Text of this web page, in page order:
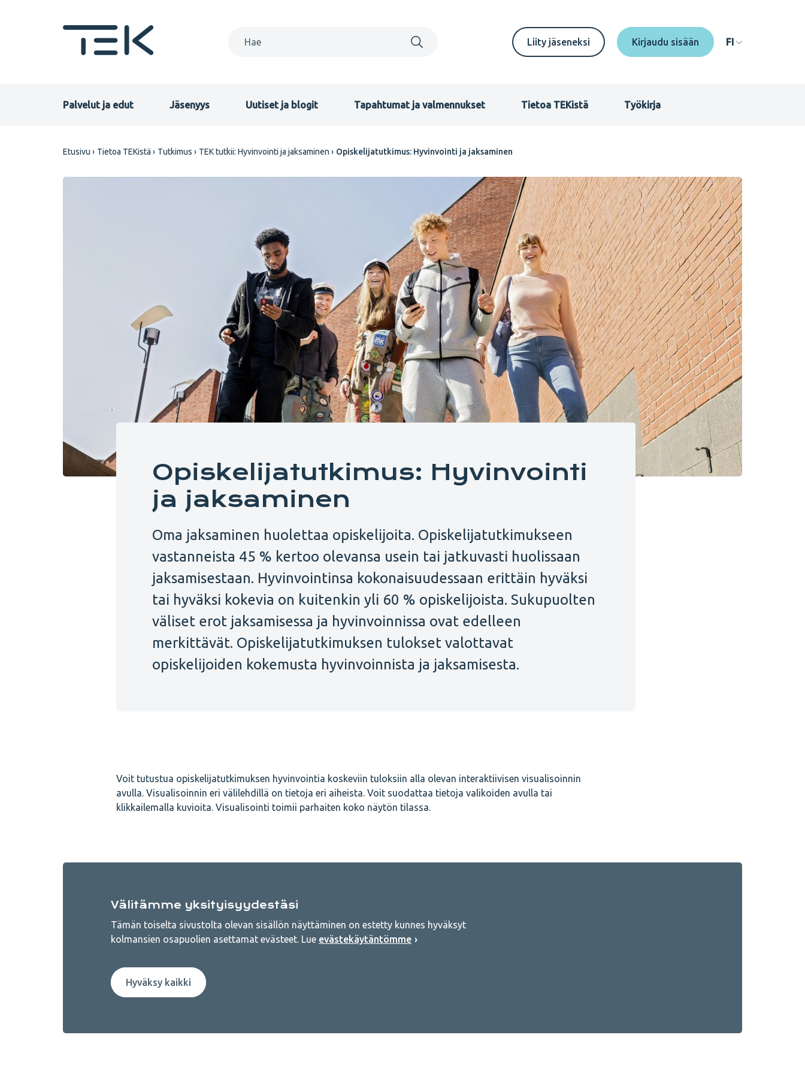
Secondary
FI
Liity jäseneksi FI
Primary
Palvelut ja edut Jäsenyys Uutiset ja blogit Tapahtumat ja valmennukset Tietoa TEKistä Työkirja
Etusivu Tietoa TEKistä Tutkimus TEK tutkii: Hyvinvointi ja jaksaminen Opiskelijatutkimus: Hyvinvointi ja jaksaminen
Opiskelijatutkimus: Hyvinvointi
ja jaksaminen
Oma jaksaminen huolettaa opiskelijoita. Opiskelijatutkimukseen
vastanneista 45 % kertoo olevansa usein tai jatkuvasti huolissaan
jaksamisestaan. Hyvinvointinsa kokonaisuudessaan erittäin hyväksi
tai hyväksi kokevia on kuitenkin yli 60 % opiskelijoista. Sukupuolten
väliset erot jaksamisessa ja hyvinvoinnissa ovat edelleen
merkittävät. Opiskelijatutkimuksen tulokset valottavat
opiskelijoiden kokemusta hyvinvoinnista ja jaksamisesta.
Voit tutustua opiskelijatutkimuksen hyvinvointia koskeviin tuloksiin alla olevan interaktiivisen visualisoinnin
avulla. Visualisoinnin eri välilehdillä on tietoja eri aiheista. Voit suodattaa tietoja valikoiden avulla tai
klikkailemalla kuvioita. Visualisointi toimii parhaiten koko näytön tilassa.
Välitämme yksityisyydestäsi
Tämän toiselta sivustolta olevan sisällön näyttäminen on estetty kunnes hyväksyt
kolmansien osapuolien asettamat evästeet. Lue evästekäytäntömme
Hyväksy kaikki